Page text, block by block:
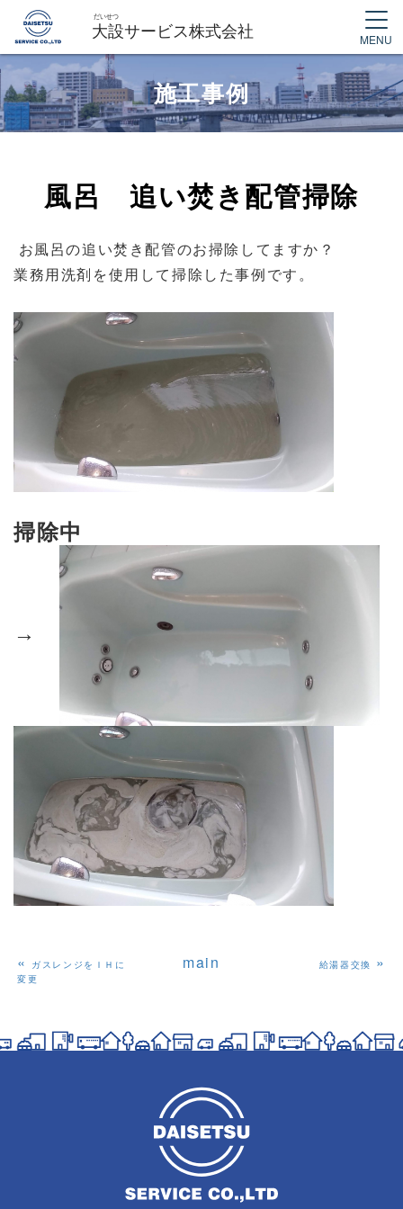
MENU
施工事例
風呂 追い焚き配管掃除
お風呂の追い焚き配管のお掃除してますか？
業務用洗剤を使用して掃除した事例です。
掃除中
→
«
ガスレンジをＩＨに
変更
main 給湯器交換 »